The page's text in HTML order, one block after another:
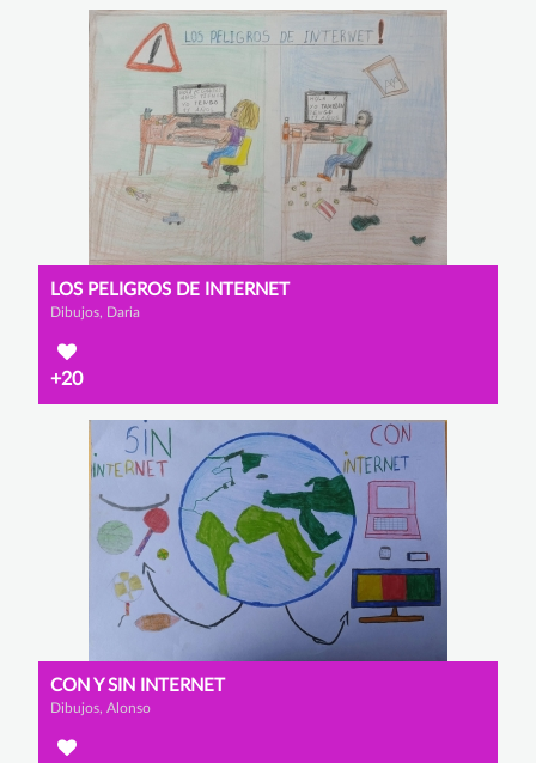
LOS PELIGROS DE INTERNET
Dibujos, Daria
+20
CON Y SIN INTERNET
Dibujos, Alonso